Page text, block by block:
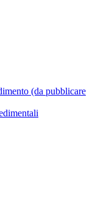
(da pubblicare